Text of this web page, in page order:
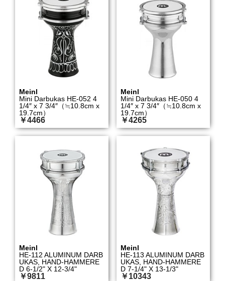
Meinl
Mini Darbukas HE-052 4
1/4″ x 7 3/4″（≒10.8cm x
19.7cm）
￥4466
Meinl
Mini Darbukas HE-050 4
1/4″ x 7 3/4″（≒10.8cm x
19.7cm）
￥4265
Meinl
HE-112 ALUMINUM DARB
UKAS, HAND-HAMMERE
D 6-1/2" X 12-3/4"
￥9811
Meinl
HE-113 ALUMINUM DARB
UKAS, HAND-HAMMERE
D 7-1/4" X 13-1/3"
￥10343